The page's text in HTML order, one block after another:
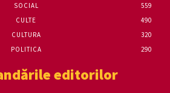
SOCIAL
559
CULTE
490
CULTURA
320
POLITICA
290
editorilor